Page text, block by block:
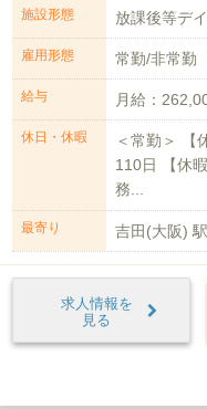
施設形態 放課後等デ
雇用形態 常勤/非常勤
給与 月給：
休日・休暇
＜常勤＞
110日 【休
務...
最寄り 吉田(大阪)
求人情報を
見る